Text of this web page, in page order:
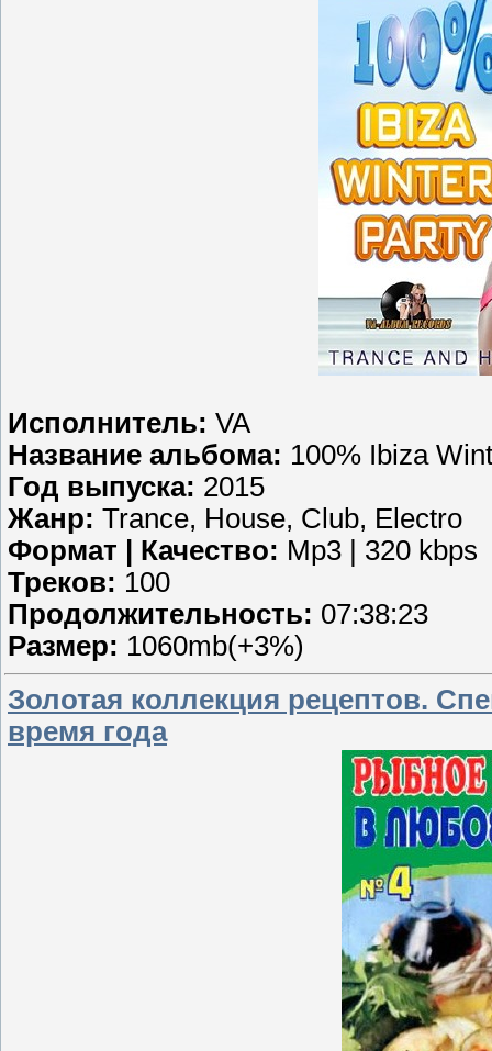
Исполнитель: VA
Название альбома: 100% Ibiza
Год выпуска: 2015
Жанр: Trance, House, Club, Electro
Формат | Качество: Mp3 | 320 kbps
Треков: 100
Продолжительность: 07:38:23
Размер: 1060mb(+3%)
Золотая коллекция рецептов.
время года